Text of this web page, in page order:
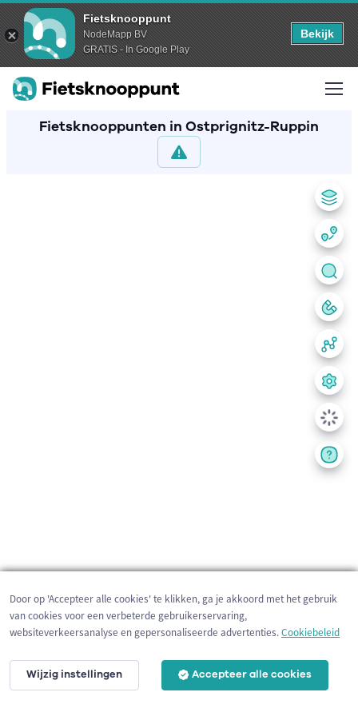
Fietsknooppunt
NodeMapp BV
GRATIS - In Google Play
Bekijk
Fietsknooppunten in Ostprignitz-Ruppin
10 km
Door op 'Accepteer alle cookies' te klikken, ga je akkoord met het gebruik
van cookies voor een verbeterde gebruikerservaring,
websiteverkeersanalyse en gepersonaliseerde advertenties.Cookiebeleid
Wijzig instellingen Accepteer alle cookies